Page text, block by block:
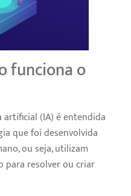
funciona o
artificial (IA) é entendida
que foi desenvolvida
ou seja, utilizam
para resolver ou criar